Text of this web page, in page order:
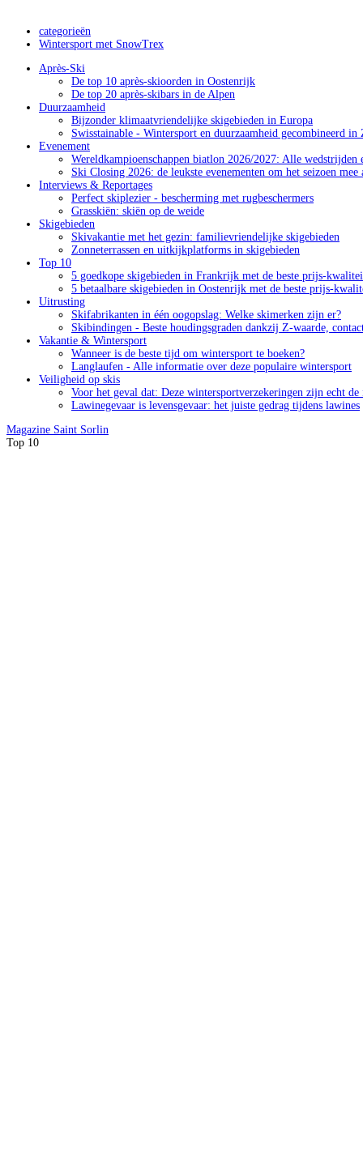
categorieën
Wintersport met SnowTrex
Après-Ski
De top 10 après-skioorden in Oostenrijk
De top 20 après-skibars in de Alpen
Duurzaamheid
Bijzonder klimaatvriendelijke skigebieden in Europa
Swisstainable - Wintersport en duurzaamheid gecombineerd in
Evenement
Wereldkampioenschappen biatlon 2026/2027: Alle wedstrijden
Ski Closing 2026: de leukste evenementen om het seizoen mee
Interviews & Reportages
Perfect skiplezier - bescherming met rugbeschermers
Grasskiën: skiën op de weide
Skigebieden
Skivakantie met het gezin: familievriendelijke skigebieden
Zonneterrassen en uitkijkplatforms in skigebieden
Top 10
5 goedkope skigebieden in Frankrijk met de beste prijs-
5 betaalbare skigebieden in Oostenrijk met de beste prijs-
Uitrusting
Skifabrikanten in één oogopslag: Welke skimerken zijn er?
Skibindingen - Beste houdingsgraden dankzij Z-waarde,
Vakantie & Wintersport
Wanneer is de beste tijd om wintersport te boeken?
Langlaufen - Alle informatie over deze populaire wintersport
Veiligheid op skis
Voor het geval dat: Deze wintersportverzekeringen zijn echt de
Lawinegevaar is levensgevaar: het juiste gedrag tijdens lawines
Magazine Saint Sorlin
Top 10